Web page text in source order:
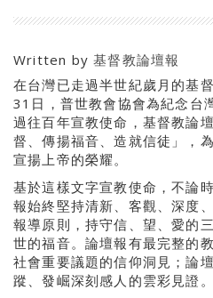
Written by基督教論壇報
在台灣已走過半世紀歲月的基
31日，普世教會協會為紀念台
過往百年宣教使命，基督教論
督、傳揚福音、造就信徒」，
宣揚上帝的榮耀。
基於這樣文字宣教使命，不論
報始終堅持清新、客觀、深度
報導原則，持守信、望、愛的
世的福音。論壇報有最完整的
社會重要議題的信仰洞見；論
蹤、發崛深刻感人的雲彩見證。